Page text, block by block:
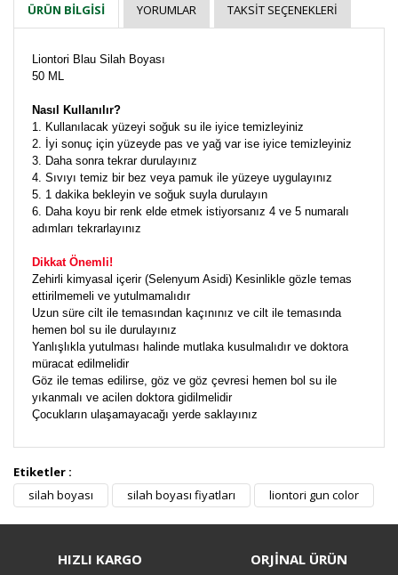
ÜRÜN BILGISI YORUMLAR TAKSIT SEÇENEKLERI
Liontori Blau Silah Boyası
50 ML
Nasıl Kullanılır?
1. Kullanılacak yüzeyi soğuk su ile iyice temizleyiniz
2. İyi sonuç için yüzeyde pas ve yağ var ise iyice temizleyiniz
3. Daha sonra tekrar durulayınız
4. Sıvıyı temiz bir bez veya pamuk ile yüzeye uygulayınız
5. 1 dakika bekleyin ve soğuk suyla durulayın
6. Daha koyu bir renk elde etmek istiyorsanız 4 ve 5 numaralı
adımları tekrarlayınız
Dikkat Önemli!
Zehirli kimyasal içerir (Selenyum Asidi) Kesinlikle gözle temas
ettirilmemeli ve yutulmamalıdır
Uzun süre cilt ile temasından kaçınınız ve cilt ile temasında
hemen bol su ile durulayınız
Yanlışlıkla yutulması halinde mutlaka kusulmalıdır ve doktora
müracat edilmelidir
Göz ile temas edilirse, göz ve göz çevresi hemen bol su ile
yıkanmalı ve acilen doktora gidilmelidir
Çocukların ulaşamayacağı yerde saklayınız
Bu ürüne ilk yorumu siz yapın!
Etiketler :
silah boyası
silah boyası fiyatları liontori gun color
HIZLI KARGO ORJİNAL ÜRÜN